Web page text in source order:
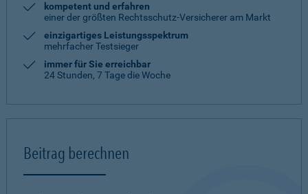
kompetent und erfahren
einer der größten Rechtsschutz-Versicherer am Markt
einzigartiges Leistungsspektrum
mehrfacher Testsieger
immer für Sie erreichbar
24 Stunden, 7 Tage die Woche
Beitrag berechnen